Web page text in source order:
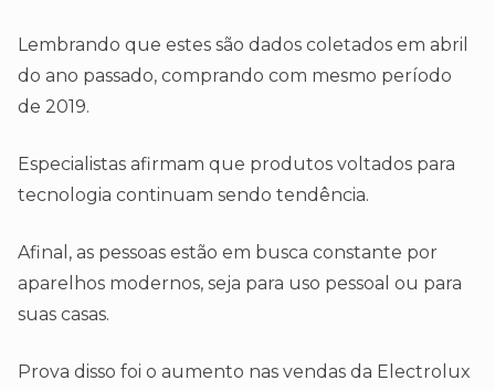
Lembrando que estes são dados coletados em abril
do ano passado, comprando com mesmo período
de 2019.
Especialistas afirmam que produtos voltados para
tecnologia continuam sendo tendência.
Afinal, as pessoas estão em busca constante por
aparelhos modernos, seja para uso pessoal ou para
suas casas.
Prova disso foi o aumento nas vendas da Electrolux